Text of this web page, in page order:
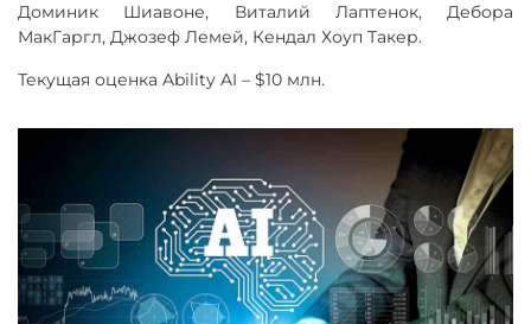
Доминик Шиавоне, Виталий Лаптенок, Дебора
МакГаргл, Джозеф Лемей, Кендал Хоуп Такер.
Текущая оценка Ability AI – $10 млн.